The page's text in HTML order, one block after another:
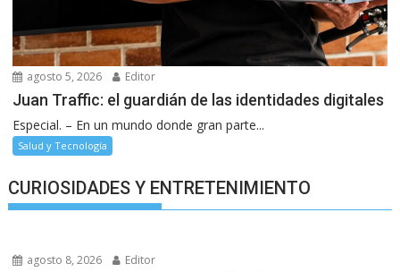
agosto 5, 2026 Editor
Juan Traffic: el guardián de las identidades digitales
Especial. – En un mundo donde gran parte...
Salud y Tecnología
CURIOSIDADES Y ENTRETENIMIENTO
agosto 8, 2026 Editor